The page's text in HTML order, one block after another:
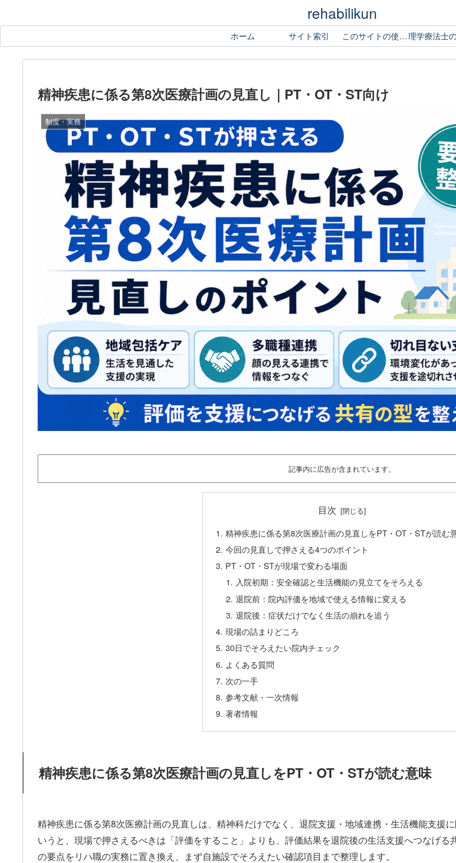
rehabilikun
ホーム サイト索引 このサイトの使い方
精神疾患に係る第8次医療計画の見直し｜PT・OT・ST向け
制度・実務
記事内に広告が含まれています。
目次
精神疾患に係る第8次医療計画の見直しをPT・OT・STが読む
今回の見直しで押さえる4つのポイント
PT・OT・STが現場で変わる場面
入院初期：安全確認と生活機能の見立てをそろえる
退院前：院内評価を地域で使える情報に変える
退院後：症状だけでなく生活の崩れを追う
現場の詰まりどころ
30日でそろえたい院内チェック
よくある質問
次の一手
参考文献・一次情報
著者情報
精神疾患に係る第8次医療計画の見直しをPT・OT・STが読む意味
精神疾患に係る第8次医療計画の見直しは、精神科だけでなく、退院支援・地域連携・生活機能支援
いうと、現場で押さえるべきは「評価をすること」よりも、評価結果を退院後の生活支援へつなげ
の要点をリハ職の実務に置き換え、まず自施設でそろえたい確認項目まで整理します。